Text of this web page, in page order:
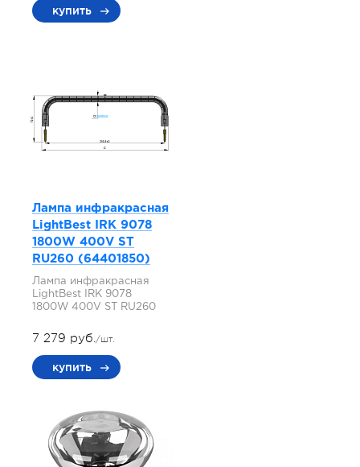
купить
Лампа инфракрасная
LightBest IRK 9078
1800W 400V ST
RU260 (64401850)
Лампа инфракрасная
LightBest IRK 9078
1800W 400V ST RU260
7 279 руб./шт.
купить